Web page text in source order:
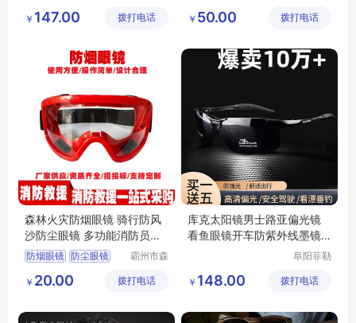
公司
￥ 147.00 拨打电话
防护眼镜 劳保眼镜
有限公司
￥ 50.00 拨打电话
森林火灾防烟眼镜 骑行防风
沙防尘眼镜 多功能消防员防
护眼镜
防烟眼镜 防尘眼镜
火灾防烟眼镜
霸州市森
护用品厂
￥ 20.00 拨打电话
库克太阳镜男士路亚偏光镜
看鱼眼镜开车防紫外线墨镜
阜阳菲勒
公司
￥ 148.00 拨打电话